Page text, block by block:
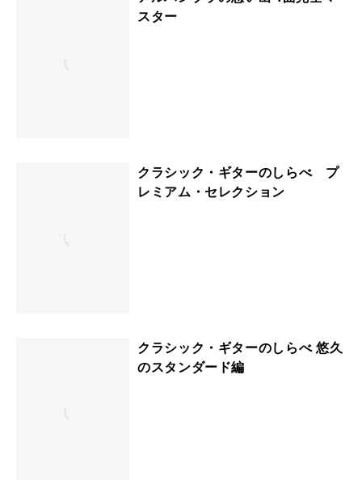
スター
クラシック・ギターのしらべ プ
レミアム・セレクション
クラシック・ギターのしらべ 悠久
のスタンダード編